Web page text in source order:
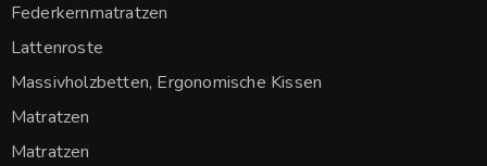
Federkernmatratzen
Lattenroste
Massivholzbetten, Ergonomische Kissen
Matratzen
Matratzen